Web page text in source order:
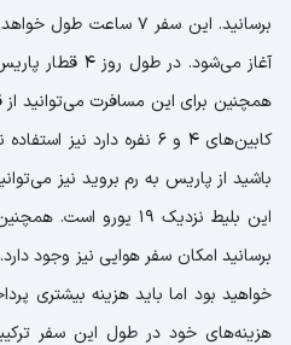
آغاز می‌شود. در
کابین‌های 4 و 6 نفره دارد
باشید از پاریس به رم بروید نیز
این بلیط نزدیک 19 یورو
برسانید امکان سفر هوایی نیز وجود
خواهید بود اما باید هزینه بیشتری
هزینه‌های خود در طول این سفر